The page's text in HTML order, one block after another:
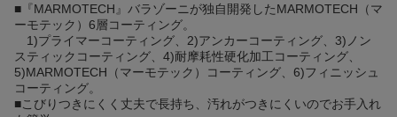
■『MARMOTECH』バラゾーニが独自開発したMARMOTECH（マ
ーモテック）6層コーティング。
1)プライマーコーティング、2)アンカーコーティング、3)ノン
スティックコーティング、4)耐摩耗性硬化加工コーティング、
5)MARMOTECH（マーモテック）コーティング、6)フィニッシュ
コーティング。
■こびりつきにくく丈夫で長持ち、汚れがつきにくいのでお手入れ